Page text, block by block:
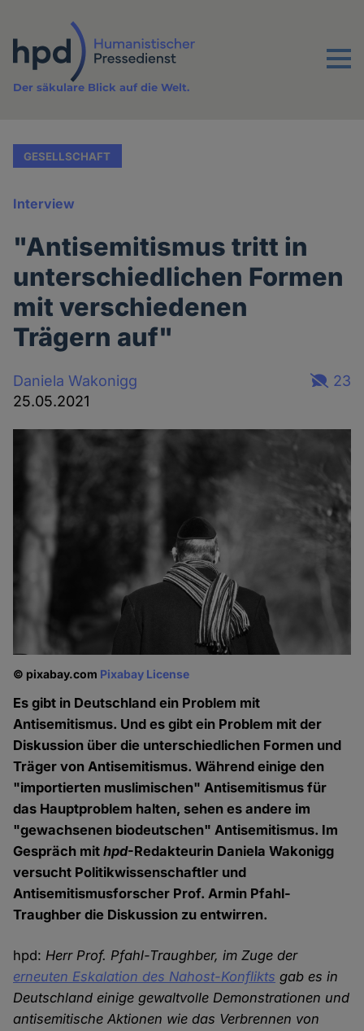
Inhalt
Menu
Der säkulare Blick auf die Welt.
GESELLSCHAFT
Interview
"Antisemitismus tritt in
unterschiedlichen Formen
mit verschiedenen
Trägern auf"
Daniela Wakonigg
25.05.2021
23
© pixabay.com Pixabay License
Es gibt in Deutschland ein Problem mit
Antisemitismus. Und es gibt ein Problem mit der
Diskussion über die unterschiedlichen Formen und
Träger von Antisemitismus. Während einige den
"importierten muslimischen" Antisemitismus für
das Hauptproblem halten, sehen es andere im
"gewachsenen biodeutschen" Antisemitismus. Im
Gespräch mithpd-Redakteurin Daniela Wakonigg
versucht Politikwissenschaftler und
Antisemitismusforscher Prof. Armin Pfahl-
Traughber die Diskussion zu entwirren.
hpd: Herr Prof. Pfahl-Traughber, im Zuge der
erneuten Eskalation des Nahost-Konflikts gab es in
Deutschland einige gewaltvolle Demonstrationen und
antisemitische Aktionen wie das Verbrennen von